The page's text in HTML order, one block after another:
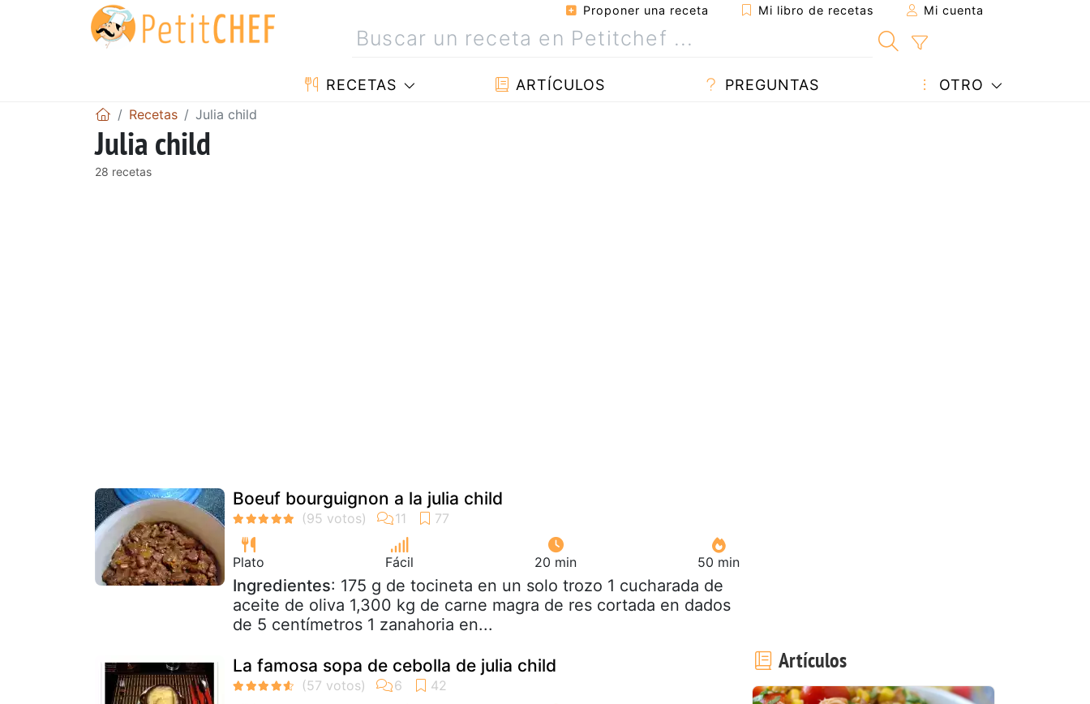
Proponer una receta Mi libro de recetas Mi cuenta
RECETAS ARTÍCULOS PREGUNTAS OTRO
Recetas Julia child
Julia child
28 recetas
Boeuf bourguignon a la julia child
Plato Fácil 20 min 50 min
Ingredientes: 175 g de tocineta en un solo trozo 1 cucharada de
aceite de oliva 1,300 kg de carne magra de res cortada en dados
de 5 centímetros 1 zanahoria en...
La famosa sopa de cebolla de julia child Artículos